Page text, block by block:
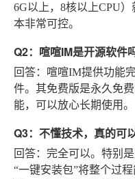
6G以上，8核以上CPU
本非常可控。
Q2：喧喧IM是开源软件
回答：喧喧IM提供功能
件。其免费版是永久免
能，可以放心长期使用。
Q3：不懂技术，真的可
回答：完全可以。特别
“一键安装包”将整个过